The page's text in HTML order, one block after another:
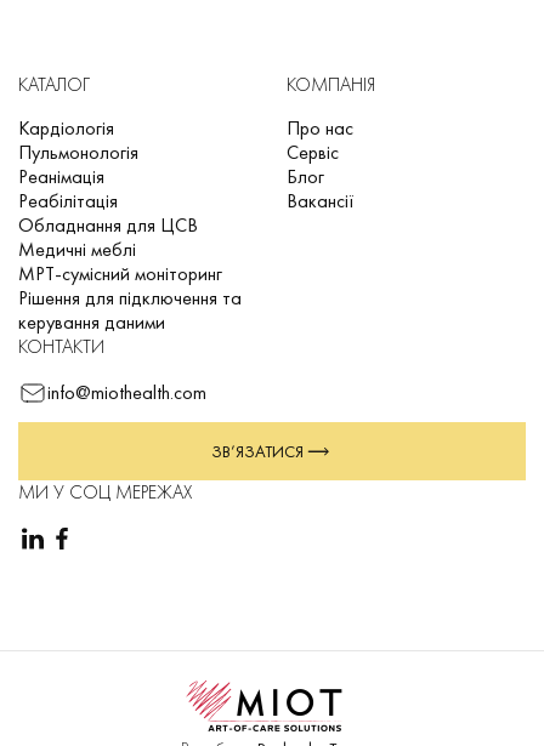
КАТАЛОГ
Кардіологія
Пульмонологія
Реанімація
Реабілітація
Обладнання для ЦСВ
Медичні меблі
МРТ-сумісний моніторинг
Рішення для підключення та
керування даними
КОМПАНІЯ
Про нас
Сервіс
Блог
Вакансії
КОНТАКТИ
info@miothealth.com
ЗВ’ЯЗАТИСЯ
МИ У СОЦ МЕРЕЖАХ